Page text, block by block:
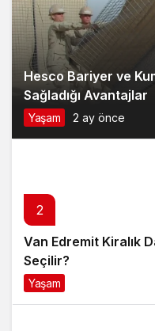
Hesco Bariyer ve
Sağladığı Avantajlar
Yaşam 2 ay önce
2
Van Edremit Kiralık
Seçilir?
Yaşam